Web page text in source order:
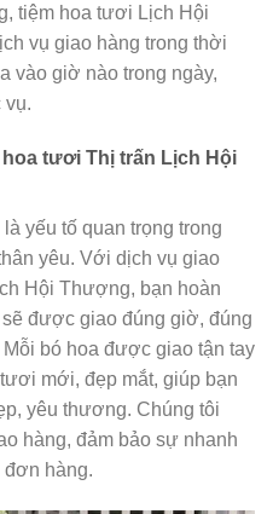
tiệm hoa tươi Lịch Hội
vụ giao hàng trong thời
vào giờ nào trong ngày,
vụ.
tươi Thị trấn Lịch Hội
yếu tố quan trọng trong
yêu. Với dịch vụ giao
Hội Thượng, bạn hoàn
được giao đúng giờ, đúng
bó hoa được giao tận tay
mới, đẹp mắt, giúp bạn
yêu thương. Chúng tôi
hàng, đảm bảo sự nhanh
đơn hàng.